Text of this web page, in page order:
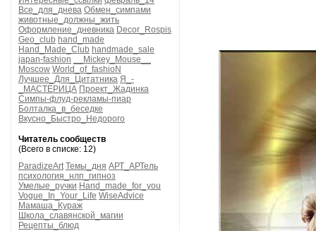
Все_для_днева Обмен_симпами
животные_должны_жить
Оформление_дневника Decor_Rospis
Geo_club hand_made
Hand_Made_Club handmade_sale
japan-fashion
__Mickey_Mouse__
Moscow World_of_fashioN
Лучшее_Для_Цитатника Я_-
_МАСТЕРИЦА Проект_Жадинка
Симпы-флуд-рекламы-пиар
Болталка_в_беседке
Вкусно_Быстро_Недорого
Читатель сообществ
(Всего в списке: 12)
ParadizeArt Темы_дня АРТ_АРТель
психология_нлп_гипноз
Умелые_ручки Hand_made_for_you
Vogue_In_Your_Life WiseAdvice
Мамаша_Кураж
Школа_славянской_магии
Рецепты_блюд